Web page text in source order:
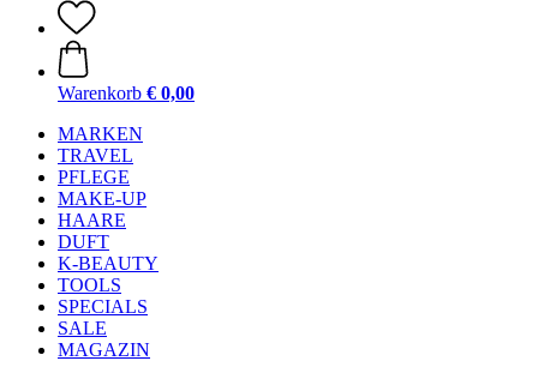
Warenkorb € 0,00
MARKEN
TRAVEL
PFLEGE
MAKE-UP
HAARE
DUFT
K-BEAUTY
TOOLS
SPECIALS
SALE
MAGAZIN